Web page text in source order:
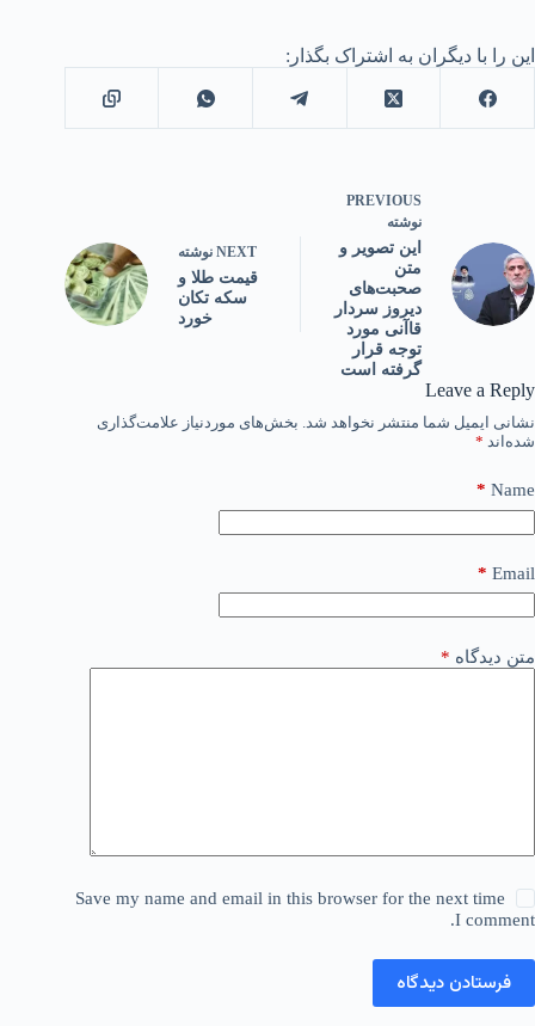
این را با دیگران به اشتراک بگذار:
PREVIOUS
نوشته
این تصویر و
متن
صحبت‌های
دیروز سردار
قاآنی مورد
توجه قرار
گرفته است
NEXT نوشته
قیمت طلا و
سکه تکان
خورد
Leave a Reply
نشانی ایمیل شما منتشر نخواهد شد. بخش‌های موردنیاز علامت‌گذاری
شده‌اند *
Name
*
Email
*
متن دیدگاه *
Save my name and email in this browser for the next time
I comment.
فرستادن دیدگاه